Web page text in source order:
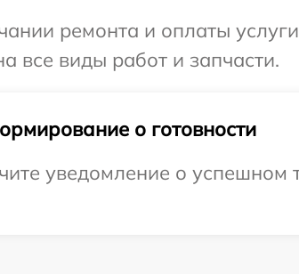
ремонта и оплаты
все виды работ и запчасти.
о готовности
уведомление о успешном